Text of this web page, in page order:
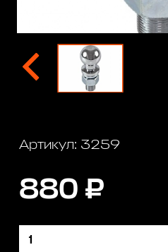
Артикул: 3259
880 ₽